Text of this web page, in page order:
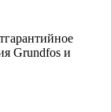
Grundfos и